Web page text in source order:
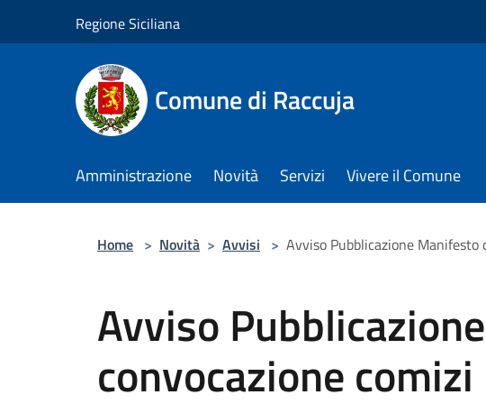
Regione Siciliana
Comune di Raccuja
Amministrazione Novità Servizi Vivere il Comune
Home > Novità > Avvisi > Avviso Pubblicazione Manifesto
Avviso
convocazione comizi